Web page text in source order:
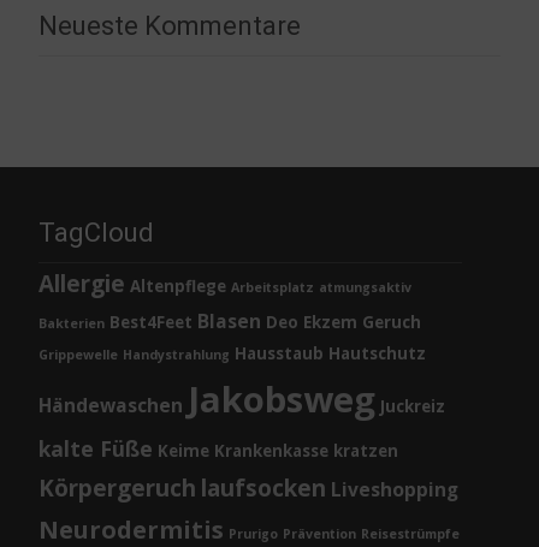
Neueste Kommentare
TagCloud
Allergie Altenpflege Arbeitsplatz atmungsaktiv
Bakterien Best4Feet Blasen Deo Ekzem Geruch
Grippewelle Handystrahlung Hausstaub Hautschutz
Händewaschen Jakobsweg Juckreiz
kalte Füße Keime Krankenkasse kratzen
Körpergeruch laufsocken Liveshopping
Neurodermitis Prurigo Prävention Reisestrümpfe